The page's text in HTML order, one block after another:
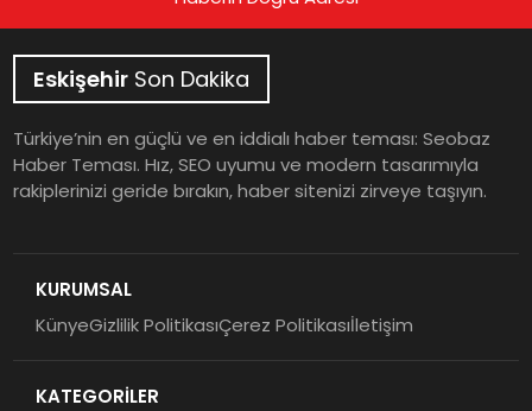
Eskişehir Son Dakika
Türkiye’nin en güçlü ve en iddialı haber teması: Seobaz
Haber Teması. Hız, SEO uyumu ve modern tasarımıyla
rakiplerinizi geride bırakın, haber sitenizi zirveye taşıyın.
KURUMSAL
KünyeGizlilik PolitikasıÇerez Politikasıİletişim
KATEGORİLER